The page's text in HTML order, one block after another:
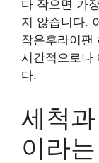
다 작으면 가
지 않습니다.
작은후라이팬
시간적으로나
다.
세척
이라